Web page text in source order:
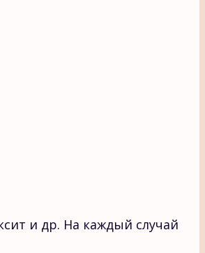
и др. На каждый случай